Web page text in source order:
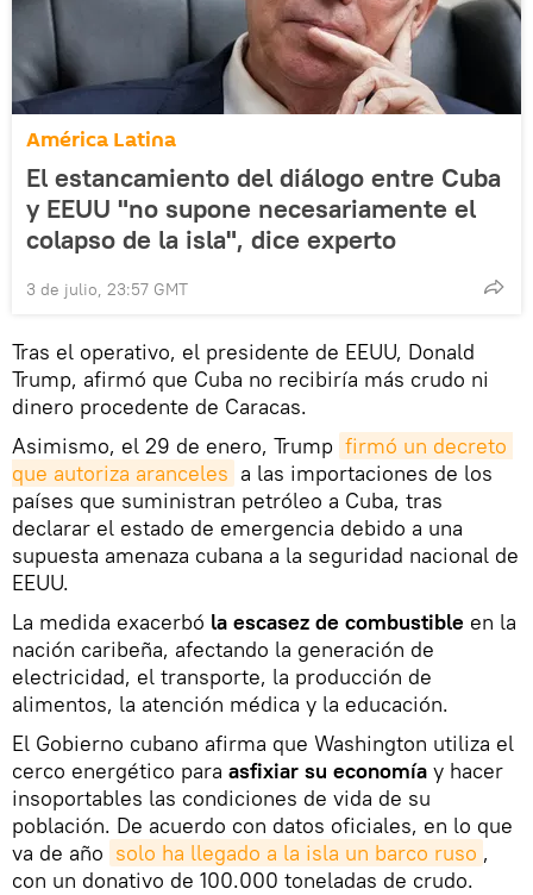
América Latina
El estancamiento del diálogo entre Cuba
y EEUU "no supone necesariamente el
colapso de la isla", dice experto
3 de julio, 23:57 GMT
Tras el operativo, el presidente de EEUU, Donald
Trump, afirmó que Cuba no recibiría más crudo ni
dinero procedente de Caracas.
Asimismo, el 29 de enero, Trump firmó un decreto
que autoriza aranceles a las importaciones de los
países que suministran petróleo a Cuba, tras
declarar el estado de emergencia debido a una
supuesta amenaza cubana a la seguridad nacional de
EEUU.
La medida exacerbó la escasez de combustible en la
nación caribeña, afectando la generación de
electricidad, el transporte, la producción de
alimentos, la atención médica y la educación.
El Gobierno cubano afirma que Washington utiliza el
cerco energético para asfixiar su economía y hacer
insoportables las condiciones de vida de su
población. De acuerdo con datos oficiales, en lo que
va de año solo ha llegado a la isla un barco ruso ,
con un donativo de 100.000 toneladas de crudo.